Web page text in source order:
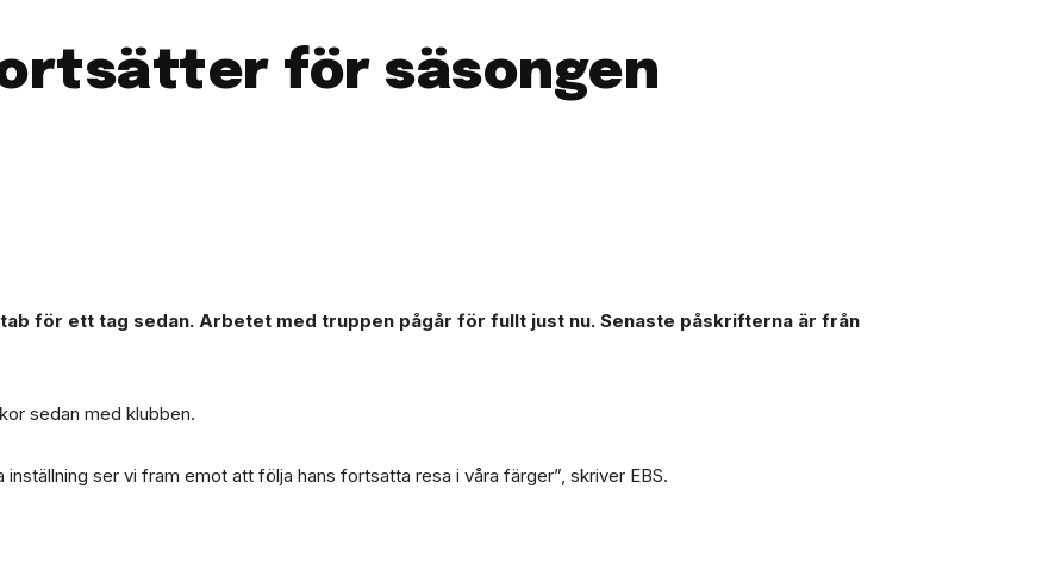
för säsongen
för ett tag sedan. Arbetet med truppen pågår för fullt just nu. Senaste påskrifterna är från
sedan med klubben.
ser vi fram emot att följa hans fortsatta resa i våra färger”, skriver EBS.